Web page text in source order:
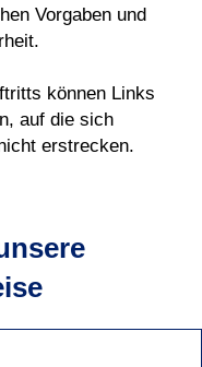
Vorgaben und
können Links
auf die sich
erstrecken.